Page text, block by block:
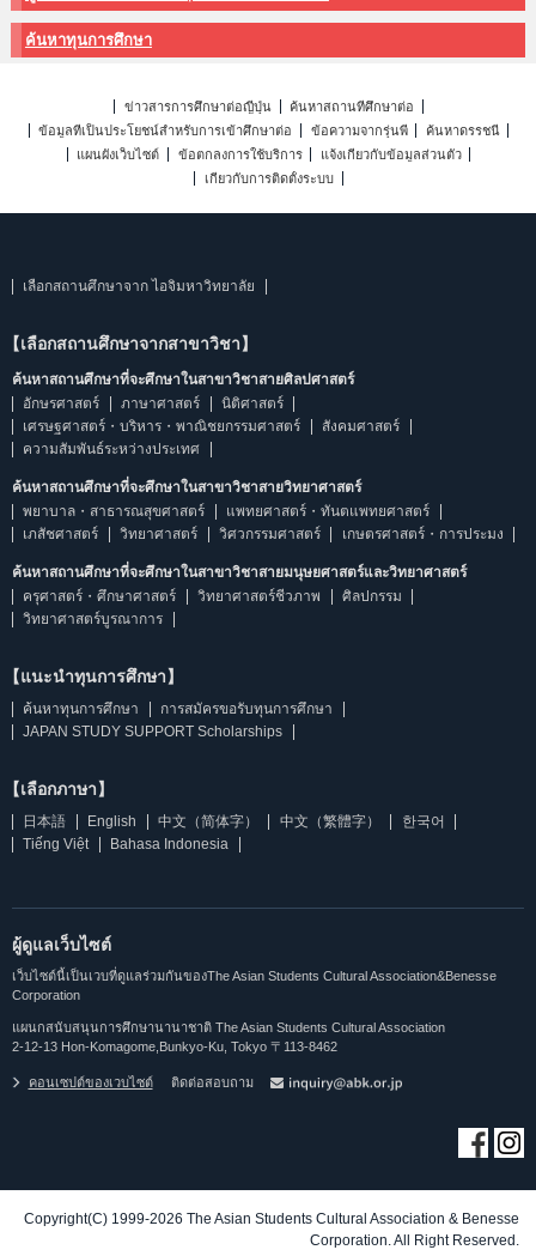
ค้นหาทุนการศึกษา
ข่าวสารการศึกษาต่อญี่ปุ่น
ค้นหาสถานที่ศึกษาต่อ
ข้อมูลที่เป็นประโยชน์สำหรับการเข้าศึกษาต่อ
ข้อความจากรุ่นพี่
ค้นหาดรรชนี
แผนผังเว็บไซต์
ข้อตกลงการใช้บริการ
แจ้งเกี่ยวกับข้อมูลส่วนตัว
เกี่ยวกับการติดตั้งระบบ
เลือกสถานศึกษาจาก ไอจิมหาวิทยาลัย
【เลือกสถานศึกษาจากสาขาวิชา】
ค้นหาสถานศึกษาที่จะศึกษาในสาขาวิชาสายศิลปศาสตร์
อักษรศาสตร์
ภาษาศาสตร์
นิติศาสตร์
เศรษฐศาสตร์・บริหาร・พาณิชยกรรมศาสตร์
สังคมศาสตร์
ความสัมพันธ์ระหว่างประเทศ
ค้นหาสถานศึกษาที่จะศึกษาในสาขาวิชาสายวิทยาศาสตร์
พยาบาล・สาธารณสุขศาสตร์
แพทยศาสตร์・ทันตแพทยศาสตร์
เภสัชศาสตร์
วิทยาศาสตร์ วิศวกรรมศาสตร์ เกษตรศาสตร์・การประมง
ค้นหาสถานศึกษาที่จะศึกษาในสาขาวิชาสายมนุษยศาสตร์และวิทยาศาสตร์
ครุศาสตร์・ศึกษาศาสตร์
วิทยาศาสตร์ชีวภาพ
ศิลปกรรม
วิทยาศาสตร์บูรณาการ
【แนะนำทุนการศึกษา】
ค้นหาทุนการศึกษา
การสมัครขอรับทุนการศึกษา
JAPAN STUDY SUPPORT Scholarships
【เลือกภาษา】
日本語 English 中文（简体字） 中文（繁體字）
한국어
Tiếng Việt
Bahasa Indonesia
ผู้ดูแลเว็บไซต์
เว็บไซต์นี้เป็นเวบที่ดูแลร่วมกันของThe Asian Students Cultural Association&Benesse
Corporation
แผนกสนับสนุนการศึกษานานาชาติ The Asian Students Cultural Association
2-12-13 Hon-Komagome,Bunkyo-Ku, Tokyo 〒113-8462
คอนเซปต์ของเวบไซต์ ติดต่อสอบถาม
Copyright(C) 1999-2026 The Asian Students Cultural Association & Benesse
Corporation. All Right Reserved.